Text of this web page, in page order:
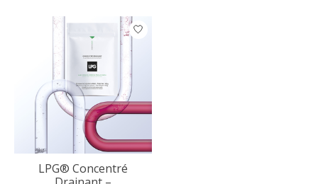
LPG® Concentré